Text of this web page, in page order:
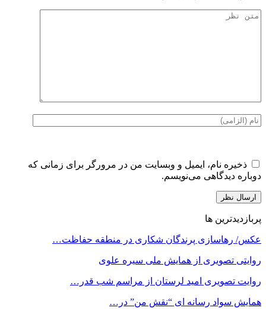
ذخیره نام، ایمیل و وبسایت من در مرورگر برای زمانی که
دوباره دیدگاهی می‌نویسم.
پربازدیدترین ها
عکس/ رهاسازی پرندگان شکاری در منطقه حفاظت…
روایتی تصویری از همایش ملی سیره علوی
روایت تصویری امید لرستان از مراسم شب قدر…
همایش سواد رسانه ای “نقش من” در…